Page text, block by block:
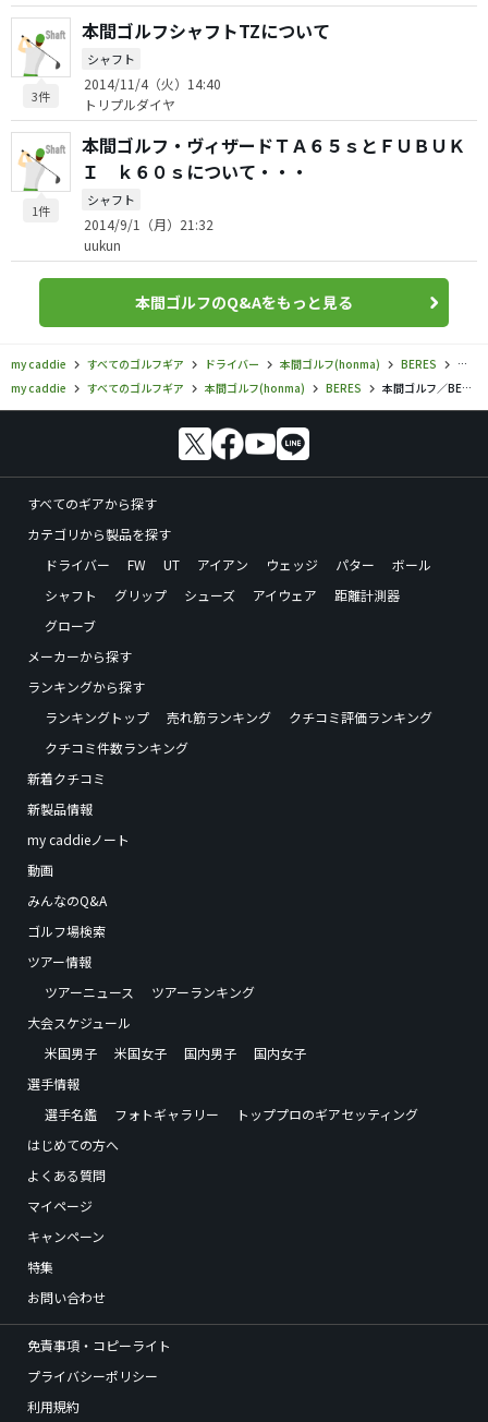
3件
本間ゴルフシャフトTZについて
シャフト
2014/11/4（火）14:40
トリプルダイヤ
1件
本間ゴルフ・ヴィザードＴＡ６５ｓとＦＵＢＵＫ
Ｉ ｋ６０ｓについて・・・
シャフト
2014/9/1（月）21:32
uukun
本間ゴルフのQ&Aをもっと見る
my caddie すべてのゴルフギア ドライバー 本間ゴルフ(honma) BERES
本間
my caddie
すべてのゴルフギア 本間ゴルフ(honma) BERES 本間ゴルフ／BERES／ベレス アイズ 4S グレード ドライバーの口コミ評価
すべてのギアから探す
カテゴリから製品を探す
ドライバー
FW UT アイアン ウェッジ パター
ボール
シャフト
グリップ シューズ アイウェア
距離計測器
グローブ
メーカーから探す
ランキングから探す
ランキングトップ
売れ筋ランキング
クチコミ評価ランキング
クチコミ件数ランキング
新着クチコミ
新製品情報
my caddieノート
動画
みんなのQ&A
ゴルフ場検索
ツアー情報
ツアーニュース
ツアーランキング
大会スケジュール
米国男子
米国女子 国内男子
国内女子
選手情報
選手名鑑
フォトギャラリー
トッププロのギアセッティング
はじめての方へ
よくある質問
マイページ
キャンペーン
特集
お問い合わせ
免責事項・コピーライト
プライバシーポリシー
利用規約